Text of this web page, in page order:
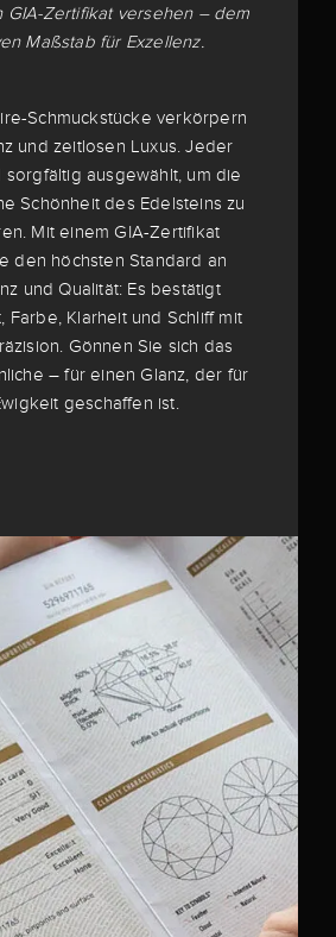
GIA-Zertifikat versehen – dem
Maßstab für Exzellenz.
Schmuckstücke verkörpern
und zeitlosen Luxus. Jeder
sorgfältig ausgewählt, um die
Schönheit des Edelsteins zu
Mit einem GIA-Zertifikat
den höchsten Standard an
und Qualität: Es bestätigt
Farbe, Klarheit und Schliff mit
Gönnen Sie sich das
– für einen Glanz, der für
geschaffen ist.